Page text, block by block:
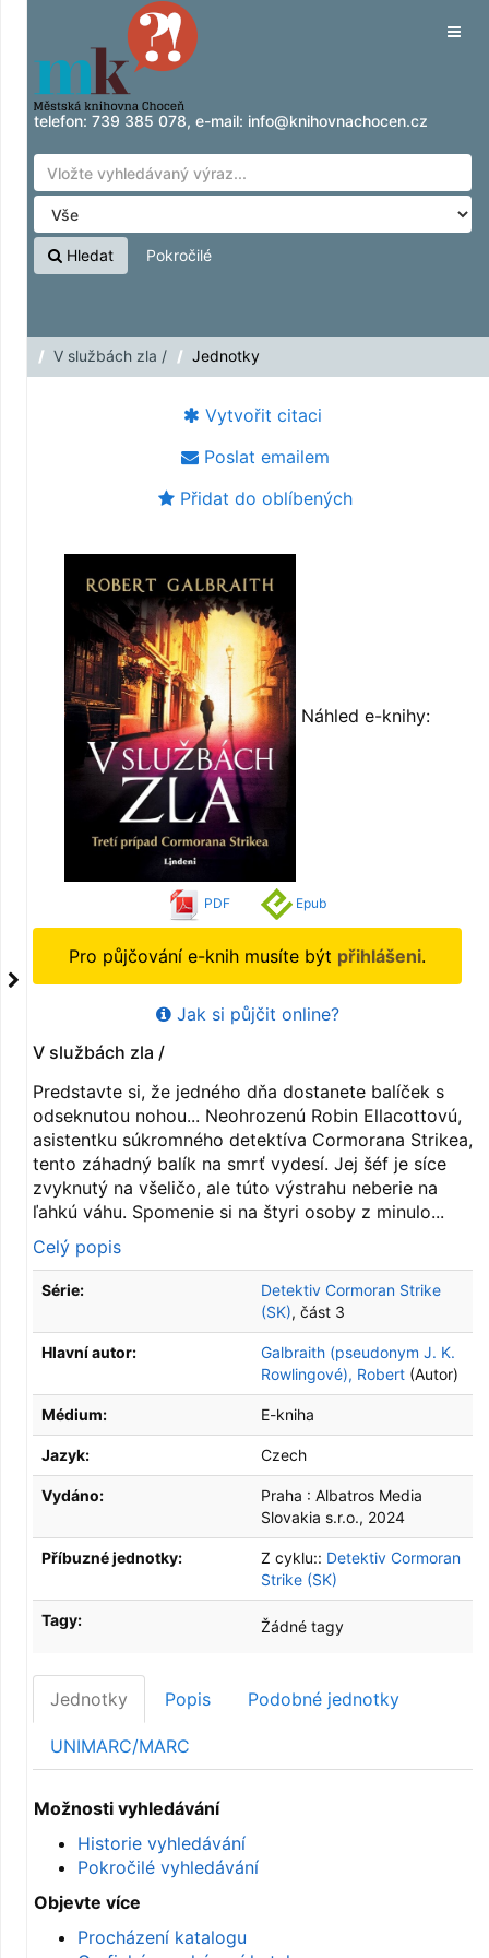
Přeskočit na obsah
telefon: 739 385 078, e-mail: info@knihovnachocen.cz
Hledat Pokročilé
V službách zla / Jednotky
Vytvořit citaci
Poslat emailem
Přidat do oblíbených
Náhled e-knihy:
PDF Epub
Pro půjčování e-knih musíte být přihlášeni.
Jak si půjčit online?
V službách zla /
Predstavte si, že jedného dňa dostanete balíček s
odseknutou nohou... Neohrozenú Robin Ellacottovú,
asistentku súkromného detektíva Cormorana Strikea,
tento záhadný balík na smrť vydesí. Jej šéf je síce
zvyknutý na všeličo, ale túto výstrahu neberie na
ľahkú váhu. Spomenie si na štyri osoby z minulo...
Celý popis
Série:
Detektiv Cormoran Strike
(SK), část 3
Hlavní autor:
Galbraith (pseudonym J. K.
Rowlingové), Robert (Autor)
Médium: E-kniha
Jazyk: Czech
Vydáno: Praha : Albatros Media
Slovakia s.r.o., 2024
Příbuzné jednotky: Z cyklu:: Detektiv Cormoran
Strike (SK)
Tagy: Žádné tagy
Jednotky Popis Podobné jednotky
UNIMARC/MARC
Možnosti vyhledávání
Historie vyhledávání
Pokročilé vyhledávání
Objevte více
Procházení katalogu